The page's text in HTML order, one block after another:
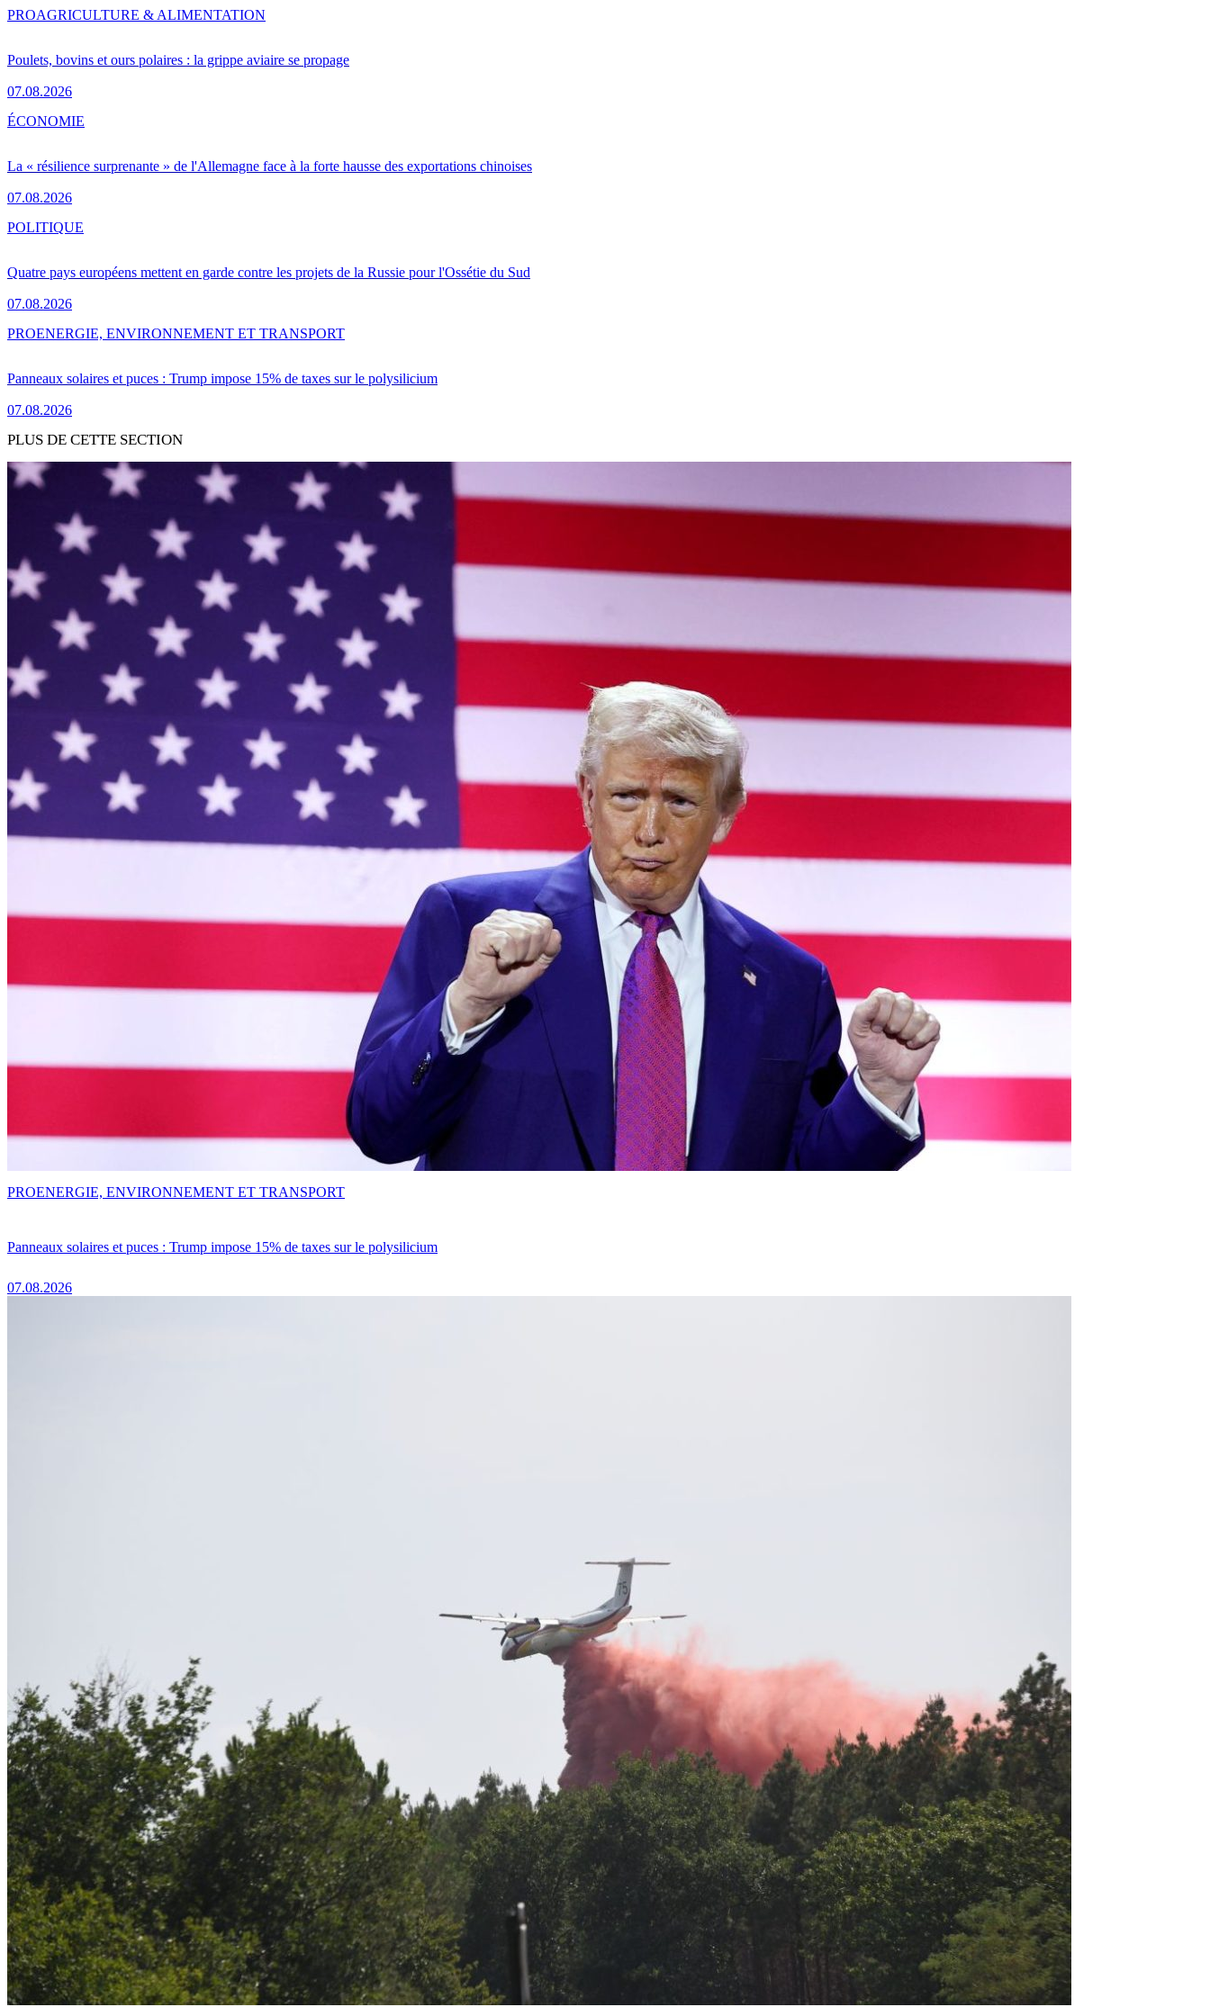
Poulets, bovins et ours polaires : la grippe aviaire se propage
07.08.2026
PROAGRICULTURE & ALIMENTATION
La « résilience surprenante » de l'Allemagne face à la forte hausse des exportations chinoises
07.08.2026
ÉCONOMIE
Quatre pays européens mettent en garde contre les projets de la Russie pour l'Ossétie du Sud
07.08.2026
POLITIQUE
Panneaux solaires et puces : Trump impose 15% de taxes sur le polysilicium
07.08.2026
PROENERGIE, ENVIRONNEMENT ET TRANSPORT
PLUS DE CETTE SECTION
Panneaux solaires et puces : Trump impose 15% de taxes sur le polysilicium
07.08.2026
PROENERGIE, ENVIRONNEMENT ET TRANSPORT